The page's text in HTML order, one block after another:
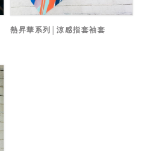
熱昇華系列│涼感指套袖套